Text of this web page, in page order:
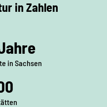
in Zahlen
in Sachsen